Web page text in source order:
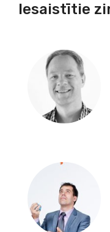
Iesaistītie